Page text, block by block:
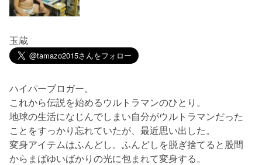
玉蔵
ハイパーブロガー。
これから伝説を始めるウルトラマンのひとり。
地球の生活になじんでしまい自分がウルトラマンだった
ことをすっかり忘れていたが、最近思い出した。
変身アイテムはふんどし。ふんどしを脱ぎ捨てると股間
からまばゆいばかりの光に包まれて変身する。